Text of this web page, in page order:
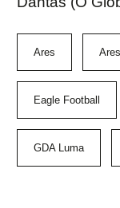
Ares
Eagle Football
GDA Luma